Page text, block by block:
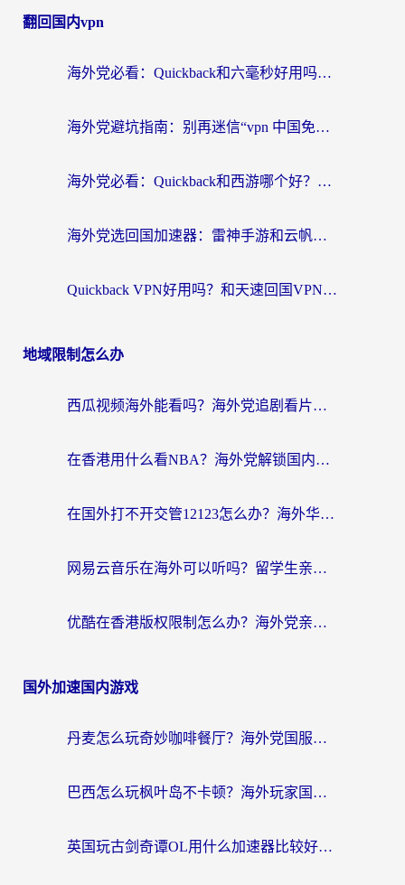
翻回国内vpn
海外党必看：Quickback和六毫秒好用吗？3步选对回国加速器，无缝刷国内剧玩游戏
海外党避坑指南：别再迷信“vpn 中国免费”，选对回国加速器才能无缝刷国内资源
海外党必看：Quickback和西游哪个好？3个维度教你选对回国加速器
海外党选回国加速器：雷神手游和云帆哪个好？附3组对比+避坑指南
Quickback VPN好用吗？和天速回国VPN对比哪个回国效果更好？海外党必看的真实体验指南
地域限制怎么办
西瓜视频海外能看吗？海外党追剧看片的终极解决方案来了
在香港用什么看NBA？海外党解锁国内体育直播的终极攻略
在国外打不开交管12123怎么办？海外华人必看的回国加速全攻略
网易云音乐在海外可以听吗？留学生亲测有效的回国加速方案
优酷在香港版权限制怎么办？海外党亲测有效的追剧加速方案
国外加速国内游戏
丹麦怎么玩奇妙咖啡餐厅？海外党国服游戏加速全攻略（附灌篮高手元气骑士实测）
巴西怎么玩枫叶岛不卡顿？海外玩家国服游戏加速器终极指南（含战双野兽领主提速秘籍）
英国玩古剑奇谭OL用什么加速器比较好？留学生亲测有效的国服游戏加速指南